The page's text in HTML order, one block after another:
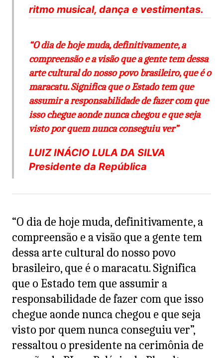
ritmo musical, dança e vestimentas.
“O dia de hoje muda, definitivamente, a
compreensão e a visão que a gente tem dessa
arte cultural do nosso povo brasileiro, que é o
maracatu. Significa que o Estado tem que
assumir a responsabilidade de fazer com que
isso chegue aonde nunca chegou e que seja
visto por quem nunca conseguiu ver”
LUIZ INÁCIO LULA DA SILVA
Presidente da República
“O dia de hoje muda, definitivamente, a
compreensão e a visão que a gente tem
dessa arte cultural do nosso povo
brasileiro, que é o maracatu. Significa
que o Estado tem que assumir a
responsabilidade de fazer com que isso
chegue aonde nunca chegou e que seja
visto por quem nunca conseguiu ver”,
ressaltou o presidente na cerimônia de